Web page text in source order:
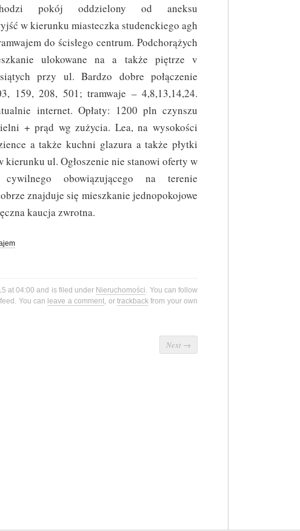
pokój oddzielony od aneksu
w kierunku miasteczka studenckiego agh
do ścisłego centrum. Podchorążych
ulokowane na a także piętrze v
przy ul. Bardzo dobre połączenie
159, 208, 501; tramwaje – 4,8,13,14,24.
internet. Opłaty: 1200 pln czynszu
+ prąd wg zużycia. Lea, na wysokości
a także kuchni glazura a także płytki
ul. Ogłoszenie nie stanowi oferty w
obowiązującego na terenie
znajduje się mieszkanie jednopokojowe
kaucja zwrotna.
at 04:00 and is filed under Nieruchomości. You can follow
feed. You can leave a comment, or trackbackfrom your own
Next →